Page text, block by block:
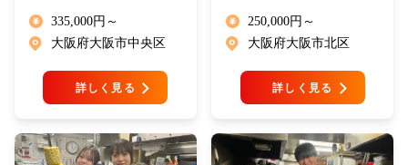
335,000円～
大阪府大阪市中央区
詳しく見る
250,000円～
大阪府大阪市北区
詳しく見る